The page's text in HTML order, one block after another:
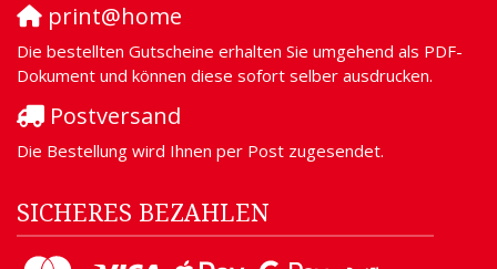
print@home
Die bestellten Gutscheine erhalten Sie umgehend als PDF-
Dokument und können diese sofort selber ausdrucken.
Postversand
Die Bestellung wird Ihnen per Post zugesendet.
SICHERES BEZAHLEN